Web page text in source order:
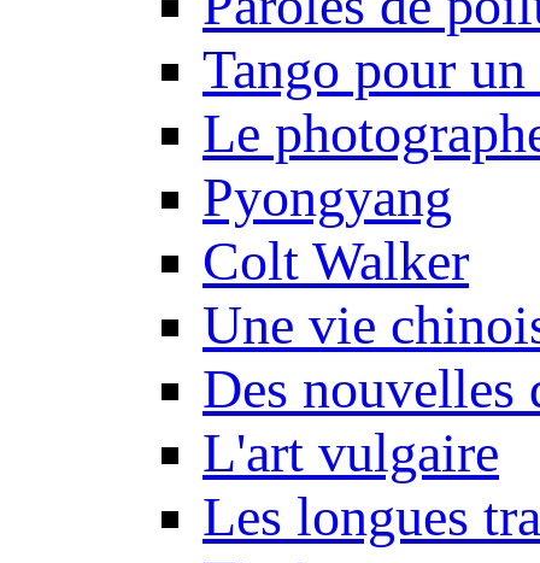
Tango pour
Le
Pyongyang
Colt Walker
Une vie
Des nouvelles
L'art vulgaire
Les longues